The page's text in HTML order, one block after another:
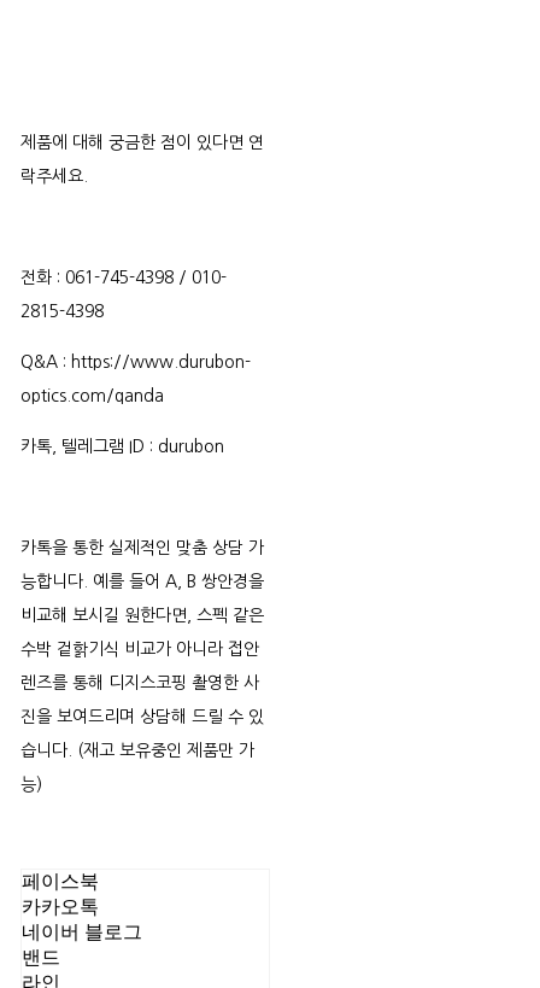
제품에 대해 궁금한 점이 있다면 연
락주세요.
전화 : 061-745-4398 / 010-
2815-4398
Q&A : https://www.durubon-
optics.com/qanda
카톡, 텔레그램 ID : durubon
카톡을 통한 실제적인 맞춤 상담 가
능합니다. 예를 들어 A, B 쌍안경을
비교해 보시길 원한다면, 스펙 같은
수박 겉핡기식 비교가 아니라 접안
렌즈를 통해 디지스코핑 촬영한 사
진을 보여드리며 상담해 드릴 수 있
습니다. (재고 보유중인 제품만 가
능)
페이스북
카카오톡
네이버 블로그
밴드
라인